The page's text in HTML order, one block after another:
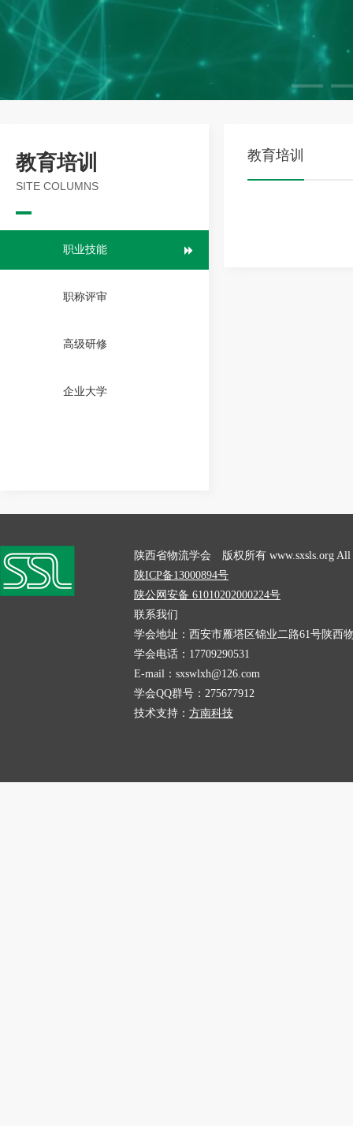
教育培训
SITE COLUMNS
职业技能
职称评审
高级研修
企业大学
教育培训
陕西省物流学会 版权所有 www.sxsls.org All
陕ICP备13000894号
陕公网安备 61010202000224号
联系我们
学会地址：西安市雁塔区锦业二路61号陕西
学会电话：17709290531
E-mail：sxswlxh@126.com
学会QQ群号：275677912
技术支持： 方南科技